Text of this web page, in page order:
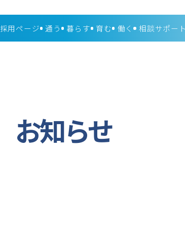
採用ページ 通う 暮らす 育む 働く 相談サポー
お知らせ